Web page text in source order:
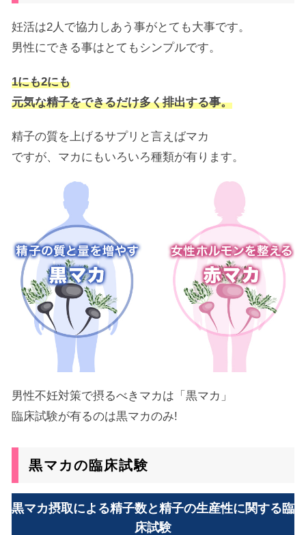
妊活は2人で協力しあう事がとても大事です。
男性にできる事はとてもシンプルです。
1にも2にも
元気な精子をできるだけ多く排出する事。
精子の質を上げるサプリと言えばマカ
ですが、マカにもいろいろ種類が有ります。
男性不妊対策で摂るべきマカは「黒マカ」
臨床試験が有るのは黒マカのみ!
黒マカの臨床試験
黒マカ摂取による精子数と精子の生産性に関する臨
床試験